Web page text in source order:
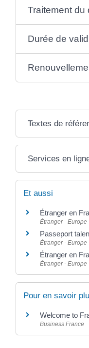
Traitement du
Durée de
Textes de
Services en
Et aussi
Étranger en
Étranger - Europe
Passeport
Étranger - Europe
Étranger en
Étranger - Europe
Pour en savoir
Welcome to
Business France